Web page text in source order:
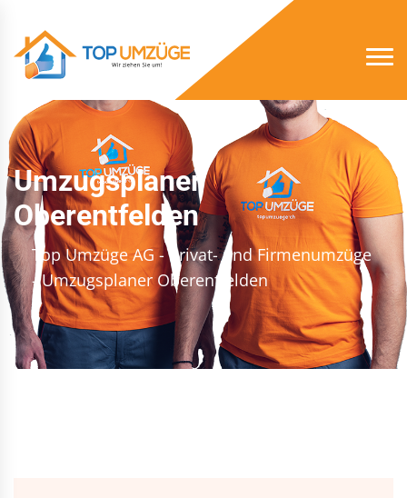
Umzugsplaner
Oberentfelden
Top Umzüge AG - Privat- und Firmenumzüge
- Umzugsplaner Oberentfelden